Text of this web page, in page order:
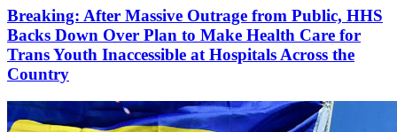
Breaking: After Massive Outrage from Public, HHS
Backs Down Over Plan to Make Health Care for
Trans Youth Inaccessible at Hospitals Across the
Country